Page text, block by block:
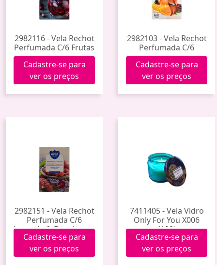
2982116 - Vela Rechot
Perfumada C/6 Frutas
Vermelhas
Cadastre-se para
ver os preços
2982103 - Vela Rechot
Perfumada C/6
Canela & Laranja
Cadastre-se para
ver os preços
2982151 - Vela Rechot
Perfumada C/6
Lavanda & Framboesa
Cadastre-se para
ver os preços
7411405 - Vela Vidro
Only For You X006
(120)
Cadastre-se para
ver os preços